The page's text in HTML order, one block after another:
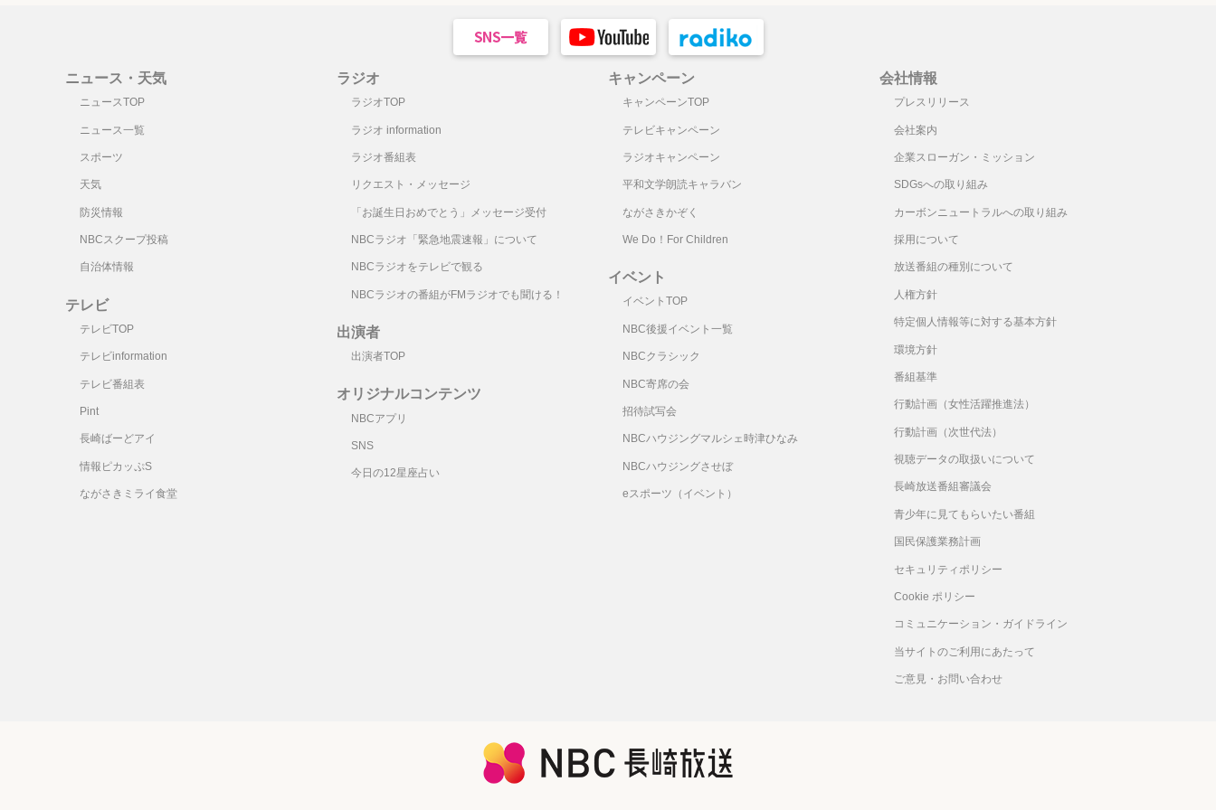
ニュース・天気
ニュースTOP
ニュース一覧
スポーツ
天気
防災情報
NBCスクープ投稿
自治体情報
テレビ
テレビTOP
テレビinformation
テレビ番組表
Pint
長崎ばーどアイ
情報ピカッぷS
ながさきミライ食堂
ラジオ
ラジオTOP
ラジオ information
ラジオ番組表
リクエスト・メッセージ
「お誕生日おめでとう」メッセージ受付
NBCラジオ「緊急地震速報」について
NBCラジオをテレビで観る
NBCラジオの番組がFMラジオでも聞ける！
出演者
出演者TOP
オリジナルコンテンツ
NBCアプリ
SNS
今日の12星座占い
キャンペーン
キャンペーンTOP
テレビキャンペーン
ラジオキャンペーン
平和文学朗読キャラバン
ながさきかぞく
We Do！For Children
イベント
イベントTOP
NBC後援イベント一覧
NBCクラシック
NBC寄席の会
招待試写会
NBCハウジングマルシェ時津ひなみ
NBCハウジングさせぼ
eスポーツ（イベント）
会社情報
プレスリリース
会社案内
企業スローガン・ミッション
SDGsへの取り組み
カーボンニュートラルへの取り組み
採用について
放送番組の種別について
人権方針
特定個人情報等に対する基本方針
環境方針
番組基準
行動計画（女性活躍推進法）
行動計画（次世代法）
視聴データの取扱いについて
長崎放送番組審議会
青少年に見てもらいたい番組
国民保護業務計画
セキュリティポリシー
Cookie ポリシー
コミュニケーション・ガイドライン
当サイトのご利用にあたって
ご意見・お問い合わせ